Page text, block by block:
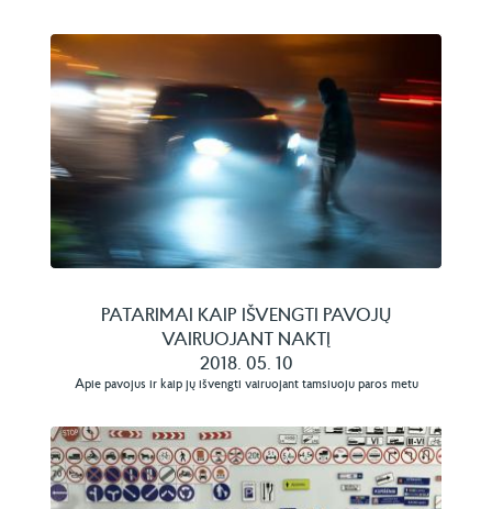
PATARIMAI KAIP IŠVENGTI PAVOJŲ
VAIRUOJANT NAKTĮ
2018. 05. 10
Apie pavojus ir kaip jų išvengti vairuojant tamsiuoju paros metu